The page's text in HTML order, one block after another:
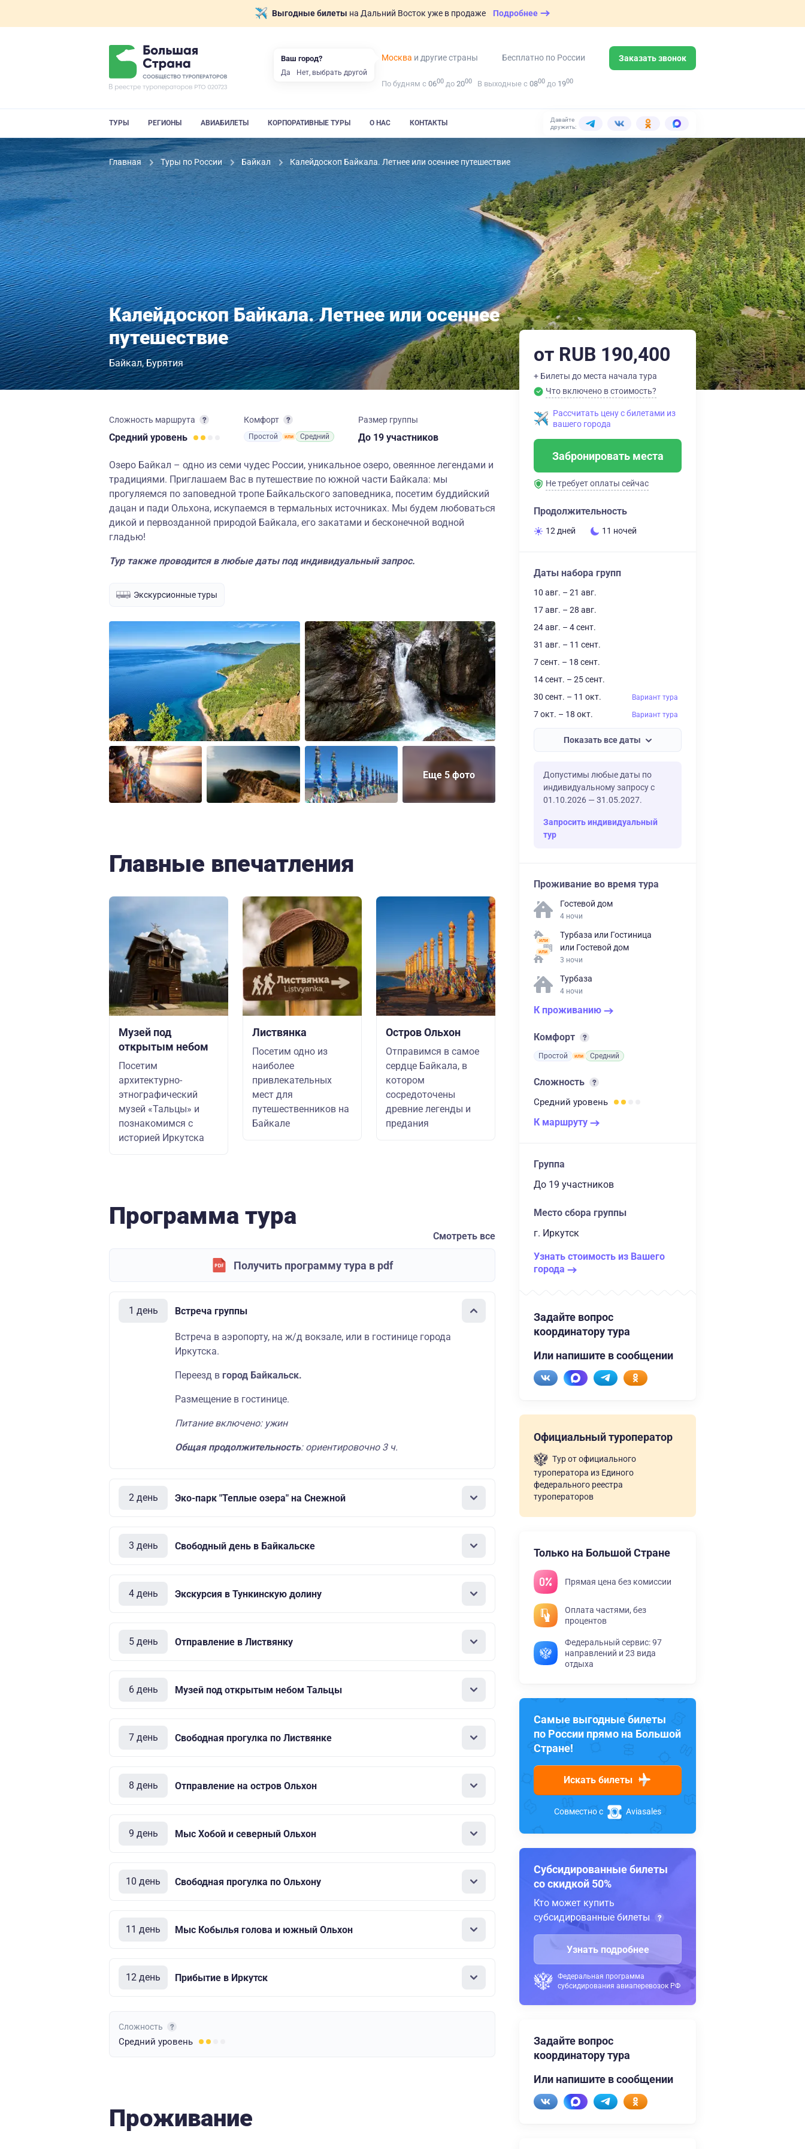
Выгодные билеты на Дальний Восток уже в продаже Подробнее
Москва и другие страны Бесплатно по России Заказать звонок
По будням с 0600 до 2000 В выходные с 0800 до 1900
ТУРЫ РЕГИОНЫ АВИАБИЛЕТЫ КОРПОРАТИВНЫЕ ТУРЫ О НАС КОНТАКТЫ
Давайте
дружить:
Главная Туры по России Байкал Калейдоскоп Байкала. Летнее или осеннее путешествие
Калейдоскоп Байкала. Летнее или осеннее
путешествие
Байкал Бурятия
Сложность маршрута
Средний уровень
Комфорт
Простой Средний
Размер группы
до 19 участников
Озеро Байкал – одно из семи чудес России, уникальное озеро, овеянное легендами и
традициями. Приглашаем Вас в путешествие по южной части Байкала: мы
прогуляемся по заповедной тропе Байкальского заповедника, посетим буддийский
дацан и пади Ольхона, искупаемся в термальных источниках. Мы будем любоваться
дикой и первозданной природой Байкала, его закатами и бесконечной водной
гладью!
Тур также проводится в любые даты под индивидуальный запрос.
Экскурсионные туры
Еще 5 фото
Главные впечатления
Музей под
открытым небом
Посетим
архитектурно-
этнографический
музей «Тальцы» и
познакомимся с
историей Иркутска
Листвянка
Посетим одно из
наиболее
привлекательных
мест для
путешественников на
Байкале
Остров Ольхон
Отправимся в самое
сердце Байкала, в
котором
сосредоточены
древние легенды и
предания
Программа тура
Смотреть все
Получить программу тура в pdf
1 день Встреча группы
Встреча в аэропорту, на ж/д вокзале, или в гостинице города
Иркутска.
Переезд в город Байкальск.
Размещение в гостинице.
Питание включено: ужин
Общая продолжительность: ориентировочно 3 ч.
2 день Эко-парк "Теплые озера" на Снежной
3 день Свободный день в Байкальске
4 день Экскурсия в Тункинскую долину
5 день Отправление в Листвянку
6 день Музей под открытым небом Тальцы
7 день Свободная прогулка по Листвянке
8 день Отправление на остров Ольхон
9 день Мыс Хобой и северный Ольхон
10 день Свободная прогулка по Ольхону
11 день Мыс Кобылья голова и южный Ольхон
12 день Прибытие в Иркутск
Сложность
Средний уровень
Проживание
от RUB 190,400
+ Билеты до места начала тура
Что включено в стоимость?
Рассчитать цену с билетами из
вашего города
Забронировать места
Не требует оплаты сейчас
Продолжительность
12 дней 11 ночей
Даты набора групп
10 авг. – 21 авг.
17 авг. – 28 авг.
24 авг. – 4 сент.
31 авг. – 11 сент.
7 сент. – 18 сент.
14 сент. – 25 сент.
30 сент. – 11 окт.
Вариант тура
7 окт. – 18 окт. Вариант тура
Показать все даты
Допустимы любые даты по
индивидуальному запросу с
01.10.2026 — 31.05.2027.
Запросить индивидуальный
тур
Проживание во время тура
Гостевой дом
4 ночи
Турбаза или Гостиница
или Гостевой дом
3 ночи
Турбаза
4 ночи
К проживанию
Комфорт
Простой Средний
Сложность
Средний уровень
К маршруту
Группа
до 19 участников
Место сбора группы
г. Иркутск
Узнать стоимость из Вашего
города
Задайте вопрос
координатору тура
Или напишите в сообщении
Официальный туроператор
Тур от официального
туроператора из Единого
федерального реестра
туроператоров
Только на Большой Стране
Прямая цена без комиссии
Оплата частями, без
процентов
Федеральный сервис: 97
направлений и 23 вида
отдыха
Самые выгодные билеты
по России прямо на Большой
Стране!
Искать билеты
Совместно с Aviasales
Субсидированные билеты
со скидкой 50%
Кто может купить
субсидированные билеты
Узнать подробнее
Федеральная программа
субсидирования авиаперевозок РФ
Задайте вопрос
координатору тура
Или напишите в сообщении
Ваш город?
Да Нет, выбрать другой